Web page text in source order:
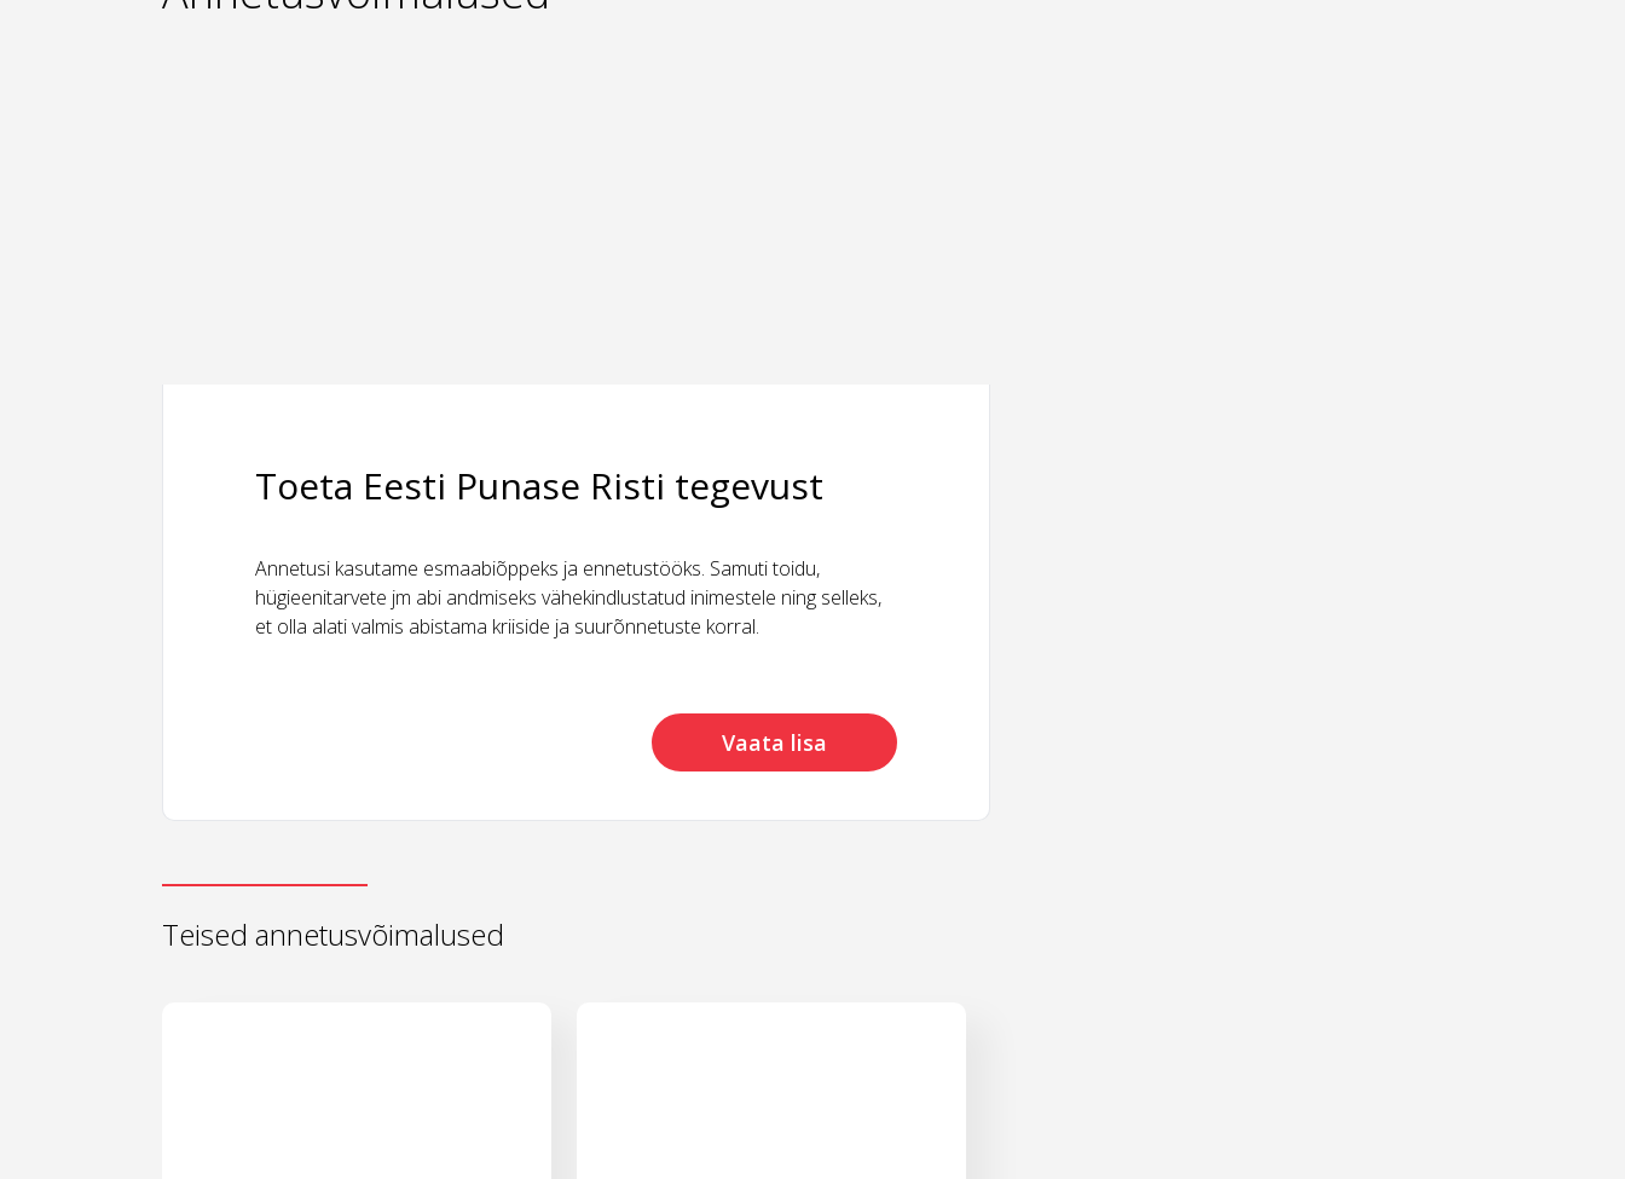
Toeta Eesti Punase Risti tegevust
Annetusi kasutame esmaabiõppeks ja ennetustööks. Samuti toidu,
hügieenitarvete jm abi andmiseks vähekindlustatud inimestele ning selleks,
et olla alati valmis abistama kriiside ja suurõnnetuste korral.
Vaata lisa
Teised annetusvõimalused